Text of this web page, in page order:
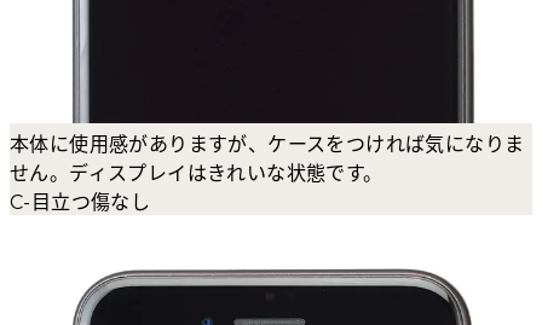
本体に使用感がありますが、ケースをつければ気になりま
せん。ディスプレイはきれいな状態です。
C-目立つ傷なし